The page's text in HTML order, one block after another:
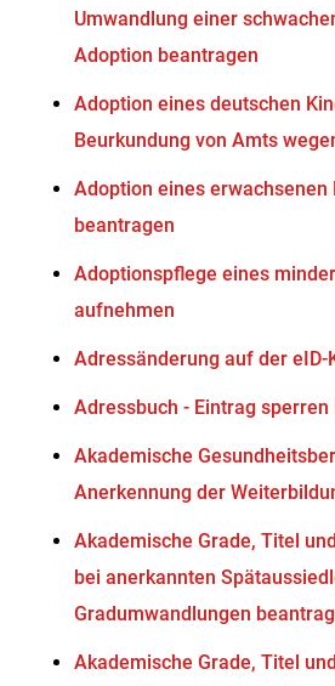
Umwandlung einer
Adoption beantragen
Adoption eines deutschen
Beurkundung von Amts
Adoption eines erwachsenen
beantragen
Adoptionspflege eines
aufnehmen
Adressänderung auf der eID-
Adressbuch - Eintrag sperren
Akademische
Anerkennung der
Akademische Grade, Titel
bei anerkannten
Gradumwandlungen
Akademische Grade, Titel